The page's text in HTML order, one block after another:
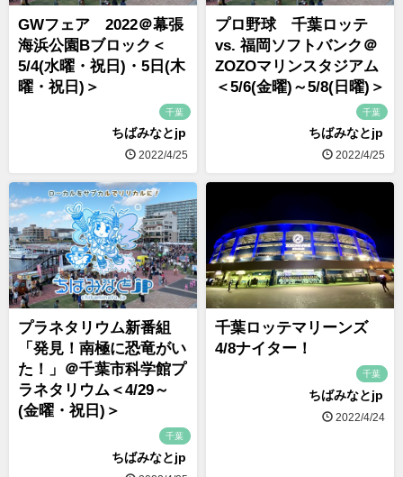
GWフェア 2022＠幕張
海浜公園Bブロック＜
5/4(水曜・祝日)・5日(木
曜・祝日)＞
千葉
ちばみなとjp
2022/4/25
プロ野球 千葉ロッテ
vs. 福岡ソフトバンク＠
ZOZOマリンスタジアム
＜5/6(金曜)～5/8(日曜)＞
千葉
ちばみなとjp
2022/4/25
プラネタリウム新番組
「発見！南極に恐竜がい
た！」＠千葉市科学館プ
ラネタリウム＜4/29～
(金曜・祝日)＞
千葉
ちばみなとjp
千葉ロッテマリーンズ
4/8ナイター！
千葉
ちばみなとjp
2022/4/24